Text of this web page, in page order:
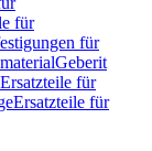
für
für
Geberit
Ersatzteile für
Ersatzteile für